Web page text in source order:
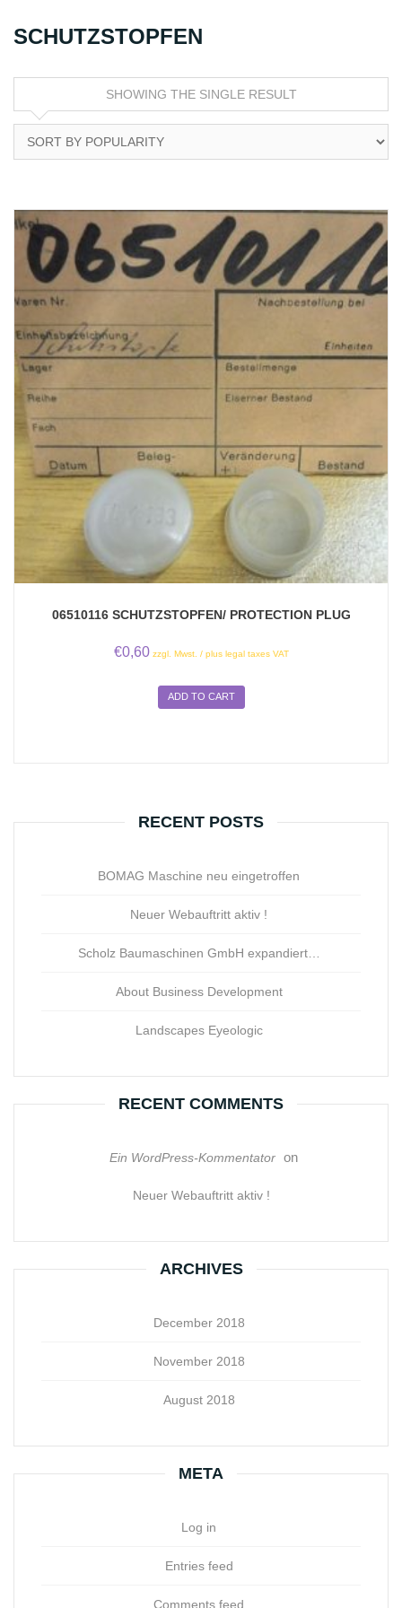
SCHUTZSTOPFEN
SHOWING THE SINGLE RESULT
06510116 SCHUTZSTOPFEN/ PROTECTION PLUG
€0,60 zzgl. Mwst. / plus legal taxes VAT
ADD TO CART
RECENT POSTS
BOMAG Maschine neu eingetroffen
Neuer Webauftritt aktiv !
Scholz Baumaschinen GmbH expandiert…
About Business Development
Landscapes Eyeologic
RECENT COMMENTS
Ein WordPress-Kommentator on
Neuer Webauftritt aktiv !
ARCHIVES
December 2018
November 2018
August 2018
META
Log in
Entries feed
Comments feed